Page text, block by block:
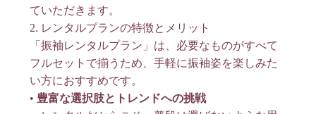
ていただきます。
2. レンタルプランの特徴とメリット
「振袖レンタルプラン」は、必要なものがすべて
フルセットで揃うため、手軽に振袖姿を楽しみた
い方におすすめです。
• 豊富な選択肢とトレンドへの挑戦